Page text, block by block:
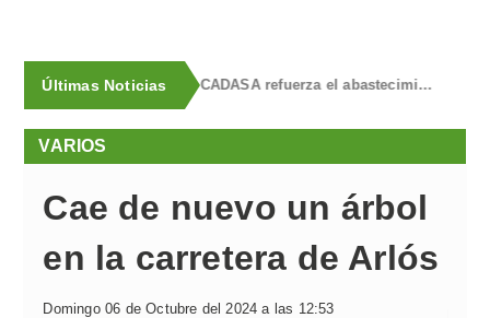
Últimas Noticias La Fiscalía solicita 4 años de prisión y multa para cada uno de los dos acusados de provocar de forma intencionada un incendio en Llanera en 2023, que obligó a evacuar a vecinos por la cercanía de las llamas
VARIOS
Cae de nuevo un árbol
en la carretera de Arlós
Domingo 06 de Octubre del 2024 a las 12:53